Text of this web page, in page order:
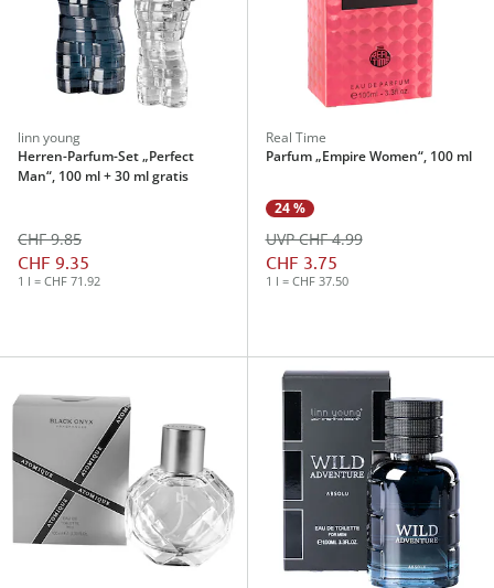
linn young
Herren-Parfum-Set „Perfect
Man“, 100 ml + 30 ml gratis
CHF 9.85
CHF 9.35
1 l = CHF 71.92
Real Time
Parfum „Empire Women“, 100 ml
24 %
CHF 3.75
UVP CHF 4.99
1 l = CHF 37.50